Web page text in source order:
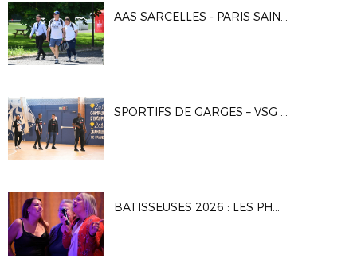
AAS SARCELLES - PARIS SAINT-GERMAIN 2 0-3
SPORTIFS DE GARGES – VSG FUSTAL 5-7
BATISSEUSES 2026 : LES PHOTOS